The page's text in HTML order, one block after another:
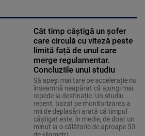
Cât timp câștigă un șofer
care circulă cu viteză peste
limită față de unul care
merge regulamentar.
Concluziile unui studiu
Să apeși mai tare pe accelerație nu
înseamnă neapărat că ajungi mai
repede la destinație. Un studiu
recent, bazat pe monitorizarea a
mii de deplasări arată că timpul
câștigat este, în medie, de doar un
minut la o călătorie de aproape 50